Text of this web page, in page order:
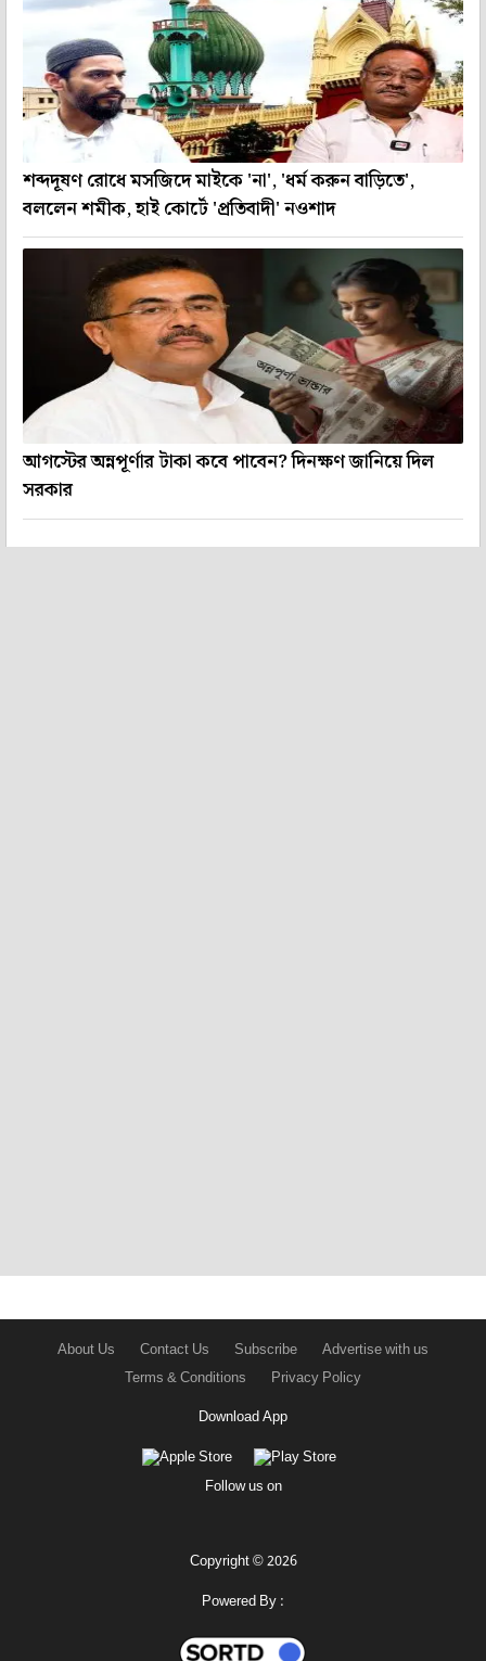
শব্দদূষণ রোধে মসজিদে মাইকে 'না', 'ধর্ম করুন বাড়িতে',
বললেন শমীক, হাই কোর্টে 'প্রতিবাদী' নওশাদ
আগস্টের অন্নপূর্ণার টাকা কবে পাবেন? দিনক্ষণ জানিয়ে দিল
সরকার
About Us Contact Us Subscribe
Advertise with us
Terms & Conditions
Privacy Policy
Download App
Follow us on
Copyright © 2026
Powered By :